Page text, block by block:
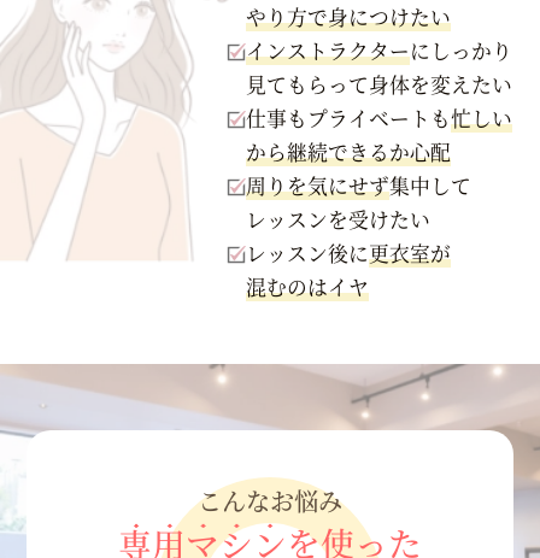
やり方で身につけたい
インストラクターにしっかり
見てもらって身体を変えたい
仕事もプライベートも忙しい
から継続できるか心配
周りを気にせず集中して
レッスンを受けたい
レッスン後に更衣室が
混むのはイヤ
こんなお悩み
専用マシンを使った